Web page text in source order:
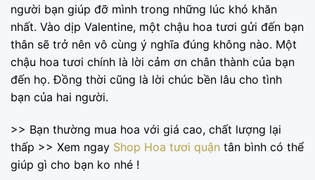
người bạn giúp đỡ mình trong những lúc khó khăn
nhất. Vào dịp Valentine, một chậu hoa tươi gửi đến bạn
thân sẽ trở nên vô cùng ý nghĩa đúng không nào. Một
chậu hoa tươi chính là lời cảm ơn chân thành của bạn
đến họ. Đồng thời cũng là lời chúc bền lâu cho tình
bạn của hai người.
>> Bạn thường mua hoa với giá cao, chất lượng lại
thấp >> Xem ngay Shop Hoa tươi quận tân bình có thể
giúp gì cho bạn ko nhé !